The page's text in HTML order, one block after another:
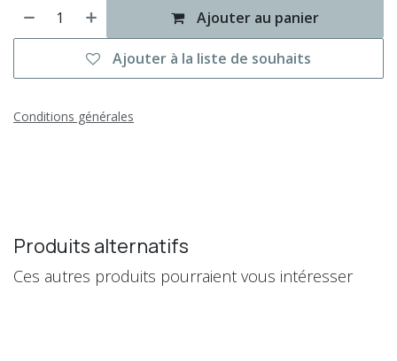
Ajouter au panier
Ajouter à la liste de souhaits
Conditions générales
Produits alternatifs
Ces autres produits pourraient vous intéresser